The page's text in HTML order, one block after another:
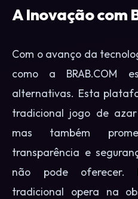
A Inovação com
Com o avanço da
como a BRAB.COM
alternativas. Esta
tradicional jogo de
mas também
transparência e
não pode oferecer.
tradicional opera na